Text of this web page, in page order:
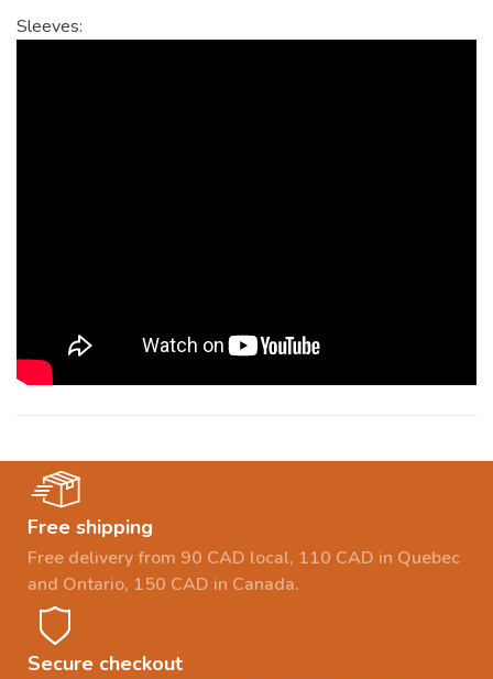
Sleeves:
Free shipping
Free delivery from 90 CAD local, 110 CAD in Quebec
and Ontario, 150 CAD in Canada.
Secure checkout